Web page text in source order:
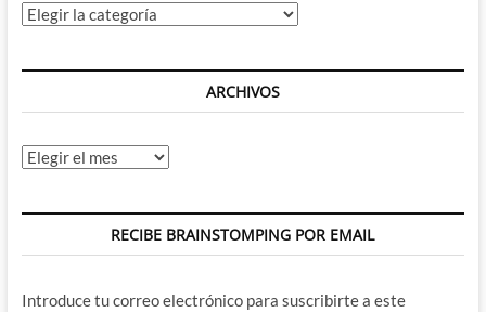
Categorías
ARCHIVOS
Archivos
RECIBE BRAINSTOMPING POR EMAIL
Introduce tu correo electrónico para suscribirte a este